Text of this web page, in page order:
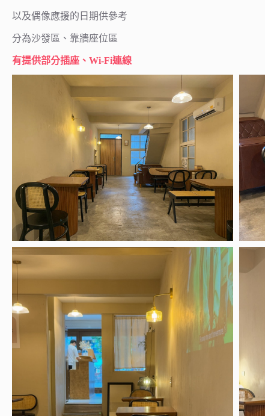
以及偶像應援的日期供參考
分為沙發區、靠牆座位區
有提供部分插座、Wi-Fi連線